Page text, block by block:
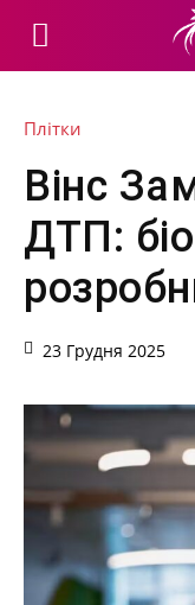
Плітки
Вінс
ДТП:
23 Грудня 2025